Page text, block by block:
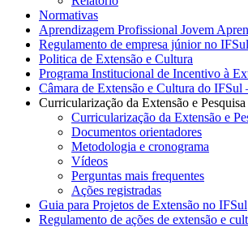
Normativas
Aprendizagem Profissional Jovem
Regulamento de empresa júnior no IFSul
Politica de Extensão e Cultura
Programa Institucional de Incentivo à
Câmara de Extensão e Cultura do
Curricularização da Extensão e Pesquisa
Curricularização da Extensão e
Documentos orientadores
Metodologia e cronograma
Vídeos
Perguntas mais frequentes
Ações registradas
Guia para Projetos de Extensão no IFSul
Regulamento de ações de extensão e